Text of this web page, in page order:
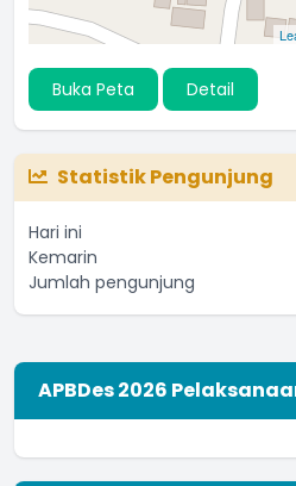
Buka Peta Detail
Statistik Pengunjung
Hari ini
Kemarin
Jumlah pengunjung
APBDes 2026